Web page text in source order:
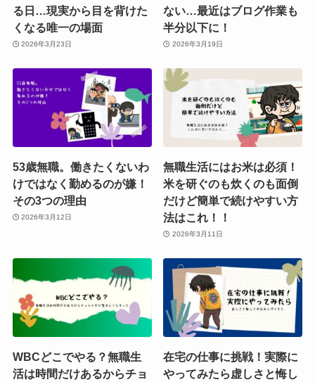
る日…現実から目を背けた
くなる唯一の場面
2026年3月23日
ない…最近はブログ作業も
半分以下に！
2026年3月19日
53歳無職。働きたくないわ
けではなく勤めるのが嫌！
その3つの理由
2026年3月12日
無職生活にはお米は必須！
米を研ぐのも炊くのも面倒
だけど簡単で続けやすい方
法はこれ！！
2026年3月11日
WBCどこでやる？無職生
活は時間だけあるからチョ
在宅の仕事に挑戦！実際に
やってみたら虚しさと悔し